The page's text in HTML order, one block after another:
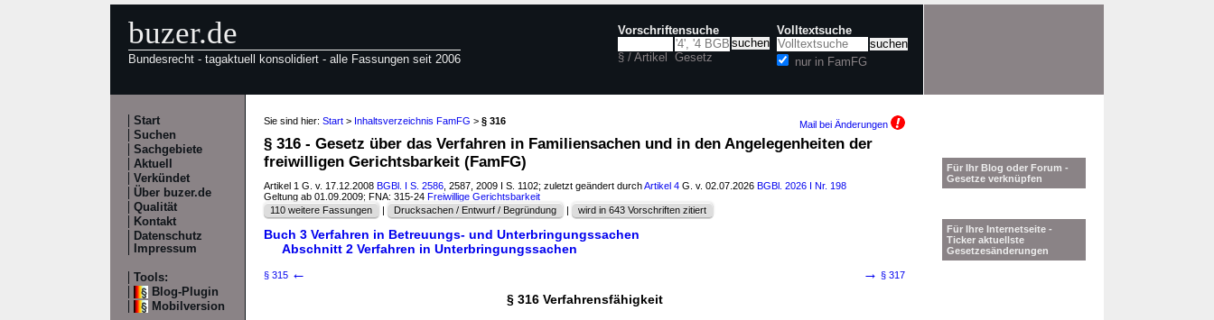
buzer.de
Bundesrecht - tagaktuell konsolidiert - alle Fassungen seit 2006
Vorschriftensuche
§ / Artikel Gesetz
Volltextsuche
nur in FamFG
Start
Suchen
Sachgebiete
Aktuell
Verkündet
Über buzer.de
Qualität
Kontakt
Datenschutz
Impressum
Tools:
Blog-Plugin
Mobilversion
Sie sind hier: Start > Inhaltsverzeichnis FamFG > § 316 Mail bei Änderungen
§ 316 - Gesetz über das Verfahren in Familiensachen und in den Angelegenheiten der
freiwilligen Gerichtsbarkeit (FamFG)
Artikel 1 G. v. 17.12.2008 BGBl. I S. 2586 , 2587, 2009 I S. 1102; zuletzt geändert durchArtikel 4 G. v. 02.07.2026 BGBl. 2026 I Nr. 198
Geltung ab 01.09.2009; FNA: 315-24 Freiwillige Gerichtsbarkeit
110 weitere Fassungen
| Drucksachen / Entwurf / Begründung | wird in 643 Vorschriften zitiert
Buch 3 Verfahren in Betreuungs- und Unterbringungssachen
Abschnitt 2 Verfahren in Unterbringungssachen
§ 315 ← → § 317
§ 316 Verfahrensfähigkeit
Für Ihr Blog oder Forum -
Gesetze verknüpfen
Für Ihre Internetseite -
Ticker aktuellste
Gesetzesänderungen